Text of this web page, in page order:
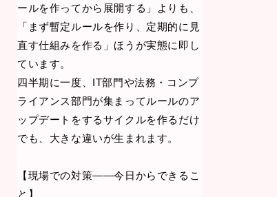
ールを作ってから展開する」よりも、
「まず暫定ルールを作り、定期的に見
直す仕組みを作る」ほうが実態に即し
ています。
四半期に一度、IT部門や法務・コンプ
ライアンス部門が集まってルールのア
ップデートをするサイクルを作るだけ
でも、大きな違いが生まれます。
【現場での対策——今日からできるこ
と】